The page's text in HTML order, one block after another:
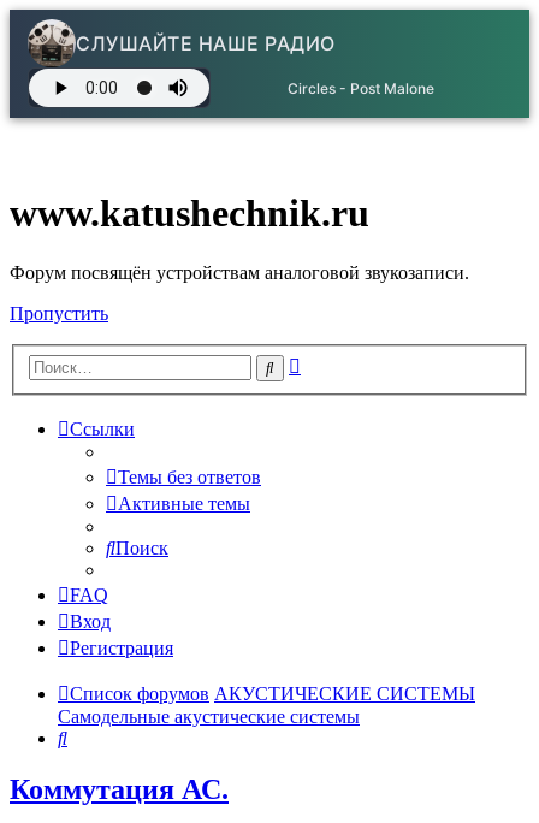
СЛУШАЙТЕ НАШЕ РАДИО
Circles - Post Malone
www.katushechnik.ru
Форум посвящён устройствам аналоговой звукозаписи.
Пропустить
Поиск
Ссылки
Темы без ответов
Активные темы
Поиск
FAQ
Вход
Регистрация
Список форумов АКУСТИЧЕСКИЕ СИСТЕМЫ
Самодельные акустические системы
Поиск
Коммутация АС.